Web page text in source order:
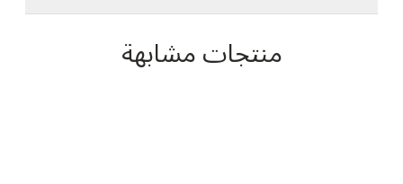
منتجات مشابهة